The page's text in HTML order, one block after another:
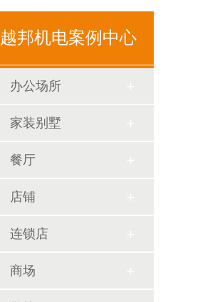
越邦机电案例中心
办公场所
家装别墅
餐厅
店铺
连锁店
商场